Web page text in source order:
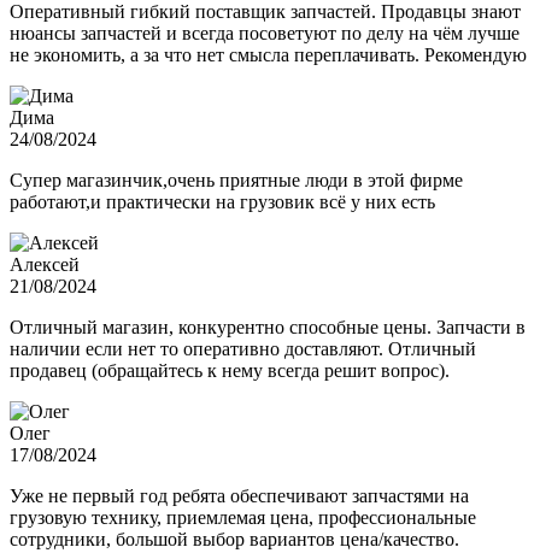
Оперативный гибкий поставщик запчастей. Продавцы знают
нюансы запчастей и всегда посоветуют по делу на чём лучше
не экономить, а за что нет смысла переплачивать. Рекомендую
Дима
24/08/2024
Супер магазинчик,очень приятные люди в этой фирме
работают,и практически на грузовик всё у них есть
Алексей
21/08/2024
Отличный магазин, конкурентно способные цены. Запчасти в
наличии если нет то оперативно доставляют. Отличный
продавец (обращайтесь к нему всегда решит вопрос).
Олег
17/08/2024
Уже не первый год ребята обеспечивают запчастями на
грузовую технику, приемлемая цена, профессиональные
сотрудники, большой выбор вариантов цена/качество.